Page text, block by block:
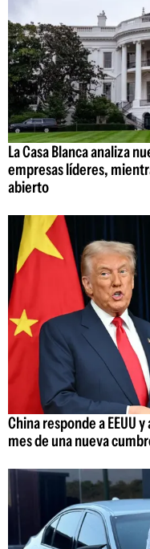
La Casa Blanca analiza
empresas líderes,
abierto
China responde a EEUU
mes de una nueva